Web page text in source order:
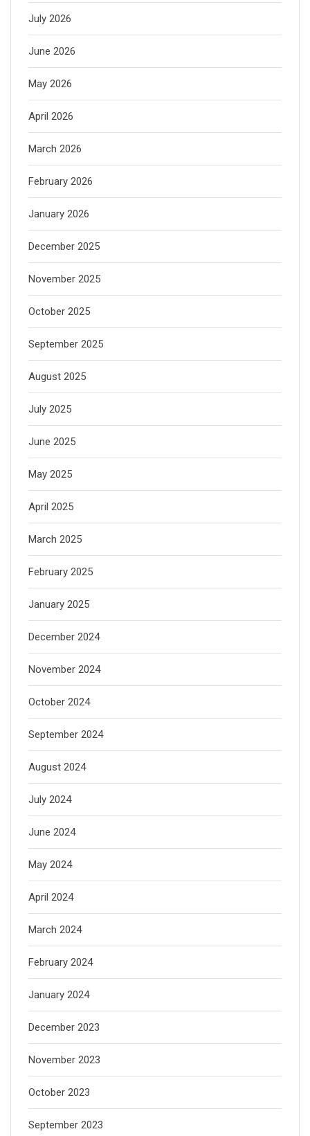
July 2026
June 2026
May 2026
April 2026
March 2026
February 2026
January 2026
December 2025
November 2025
October 2025
September 2025
August 2025
July 2025
June 2025
May 2025
April 2025
March 2025
February 2025
January 2025
December 2024
November 2024
October 2024
September 2024
August 2024
July 2024
June 2024
May 2024
April 2024
March 2024
February 2024
January 2024
December 2023
November 2023
October 2023
September 2023